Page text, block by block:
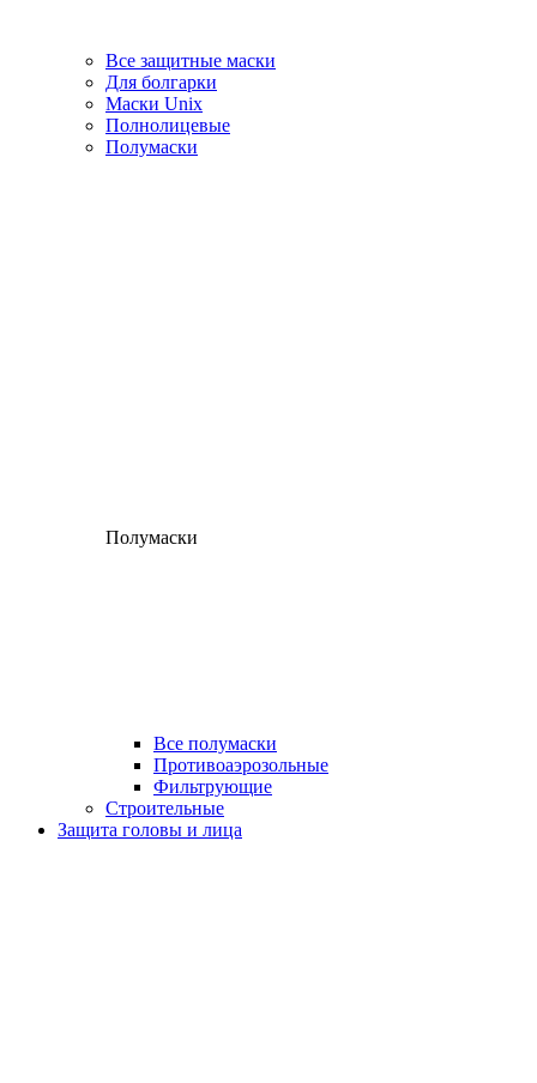
Все защитные маски
Для болгарки
Маски Unix
Полнолицевые
Полумаски
Полумаски
Все полумаски
Противоаэрозольные
Фильтрующие
Строительные
Защита головы и лица